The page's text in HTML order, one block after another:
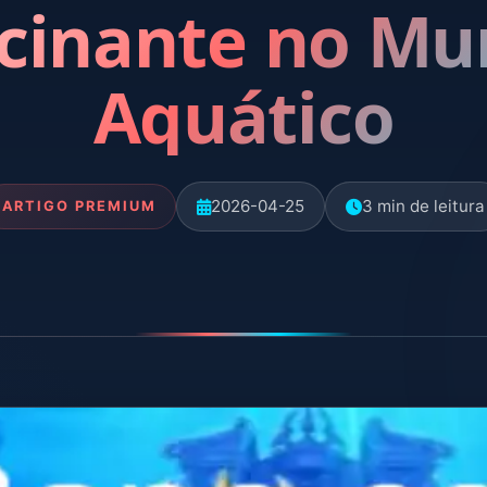
no
Aquático
ARTIGO PREMIUM 2026-04-25 3 min de leitura